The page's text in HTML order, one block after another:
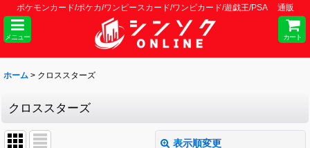
ポケモンカード/ポケカ/ワンピースカード/ワンピカード/遊戯王/PSA 通販
メニュー カート
ホーム > クロススターズ
クロススターズ
表示順変更